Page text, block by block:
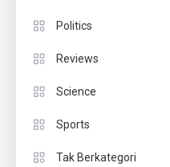
Politics
Reviews
Science
Sports
Tak Berkategori